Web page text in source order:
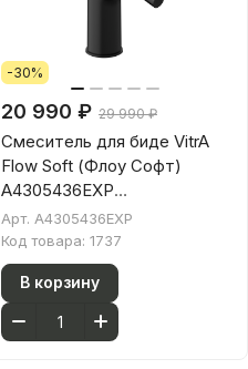
-30%
20 990 ₽ 29 990 ₽
Смеситель для биде VitrA
Flow Soft (Флоу Софт)
A4305436EXP
однорычажный матовый
черный латунь
Арт. A4305436EXP
Код товара: 1737
В корзину